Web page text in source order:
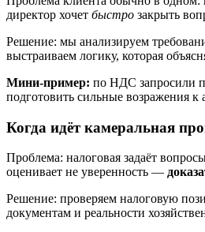
директор хочет быстро закрыть
Решение: мы анализируем
выстраиваем логику, которая
Мини-пример: по НДС запросили
подготовить сильные возражения к
Когда идёт камеральная
Проблема: налоговая задаёт
оценивает не уверенность —
Решение: проверяем налоговую
документам и реальности